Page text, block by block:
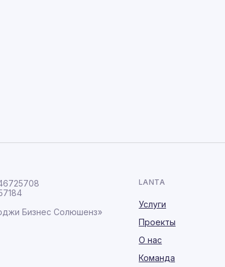
LANTA
О нас
Команда
Услуги
Проекты
Бизнес Солюшенз»